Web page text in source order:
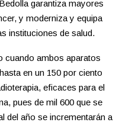
garantiza mayores
y moderniza y equipa
instituciones de salud.
cuando ambos aparatos
en un 150 por ciento
eficaces para el
pues de mil 600 que se
del año se incrementarán a